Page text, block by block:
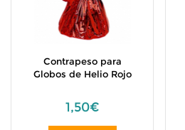
Contrapeso para
Globos de Helio Rojo
1,50€